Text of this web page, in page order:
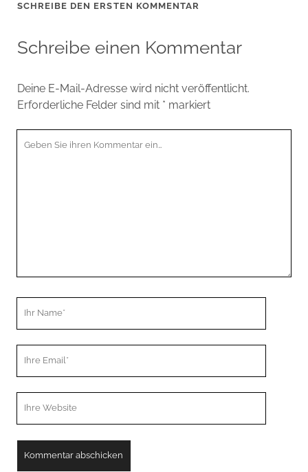
SCHREIBE DEN ERSTEN KOMMENTAR
Schreibe einen Kommentar
Deine E-Mail-Adresse wird nicht veröffentlicht.
Erforderliche Felder sind mit * markiert